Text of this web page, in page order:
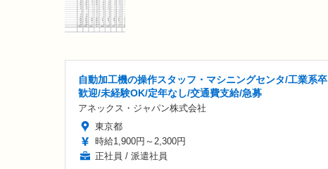
自動加工機の操作スタッフ・マシニングセンタ/工業系卒
歓迎/未経験OK/定年なし/交通費支給/急募
アネックス・ジャパン株式会社
東京都
時給1,900円～2,300円
正社員 / 派遣社員